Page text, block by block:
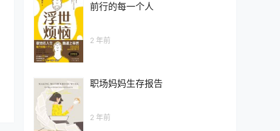
前行的每一个人
2 年前
职场妈妈生存报告
2 年前